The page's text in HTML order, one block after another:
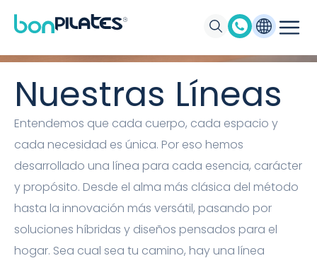
Máquinas de Pilates, Pilates suelo y
accesorios Bonpilates
Nuestras Líneas
Entendemos que cada cuerpo, cada espacio y
cada necesidad es única. Por eso hemos
desarrollado una línea para cada esencia, carácter
y propósito. Desde el alma más clásica del método
hasta la innovación más versátil, pasando por
soluciones híbridas y diseños pensados para el
hogar. Sea cual sea tu camino, hay una línea